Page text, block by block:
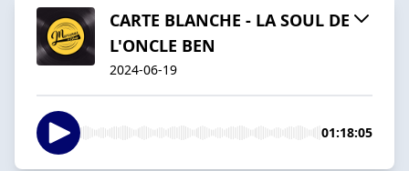
CARTE BLANCHE - LA SOUL DE
L'ONCLE BEN
2024-06-19
01:18:05